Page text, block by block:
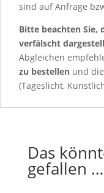
sind auf Anfrage
Bitte beachten Sie,
verfälscht
Abgleichen
zu bestellen und
(Tageslicht,
Das
gefallen …